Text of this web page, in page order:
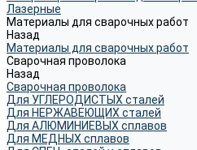
Лазерные
Материалы для сварочных работ
Назад
Материалы для сварочных работ
Сварочная проволока
Назад
Сварочная проволока
Для УГЛЕРОДИСТЫХ сталей
Для НЕРЖАВЕЮЩИХ сталей
Для АЛЮМИНИЕВЫХ сплавов
Для МЕДНЫХ сплавов